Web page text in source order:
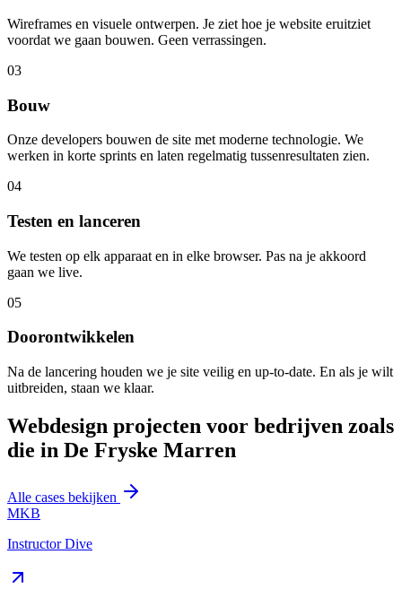
Wireframes en visuele ontwerpen. Je ziet hoe je website eruitziet
voordat we gaan bouwen. Geen verrassingen.
03
Bouw
Onze developers bouwen de site met moderne technologie. We
werken in korte sprints en laten regelmatig tussenresultaten zien.
04
Testen en lanceren
We testen op elk apparaat en in elke browser. Pas na je akkoord
gaan we live.
05
Doorontwikkelen
Na de lancering houden we je site veilig en up-to-date. En als je wilt
uitbreiden, staan we klaar.
Webdesign projecten voor bedrijven zoals
die in De Fryske Marren
Alle cases bekijken
MKB
Instructor Dive